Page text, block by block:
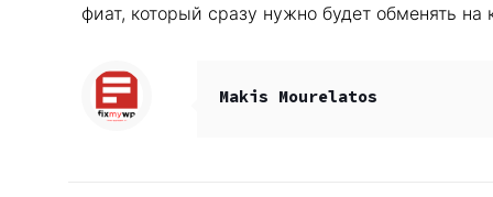
фиат, который сразу нужно будет обменять на
Makis Mourelatos